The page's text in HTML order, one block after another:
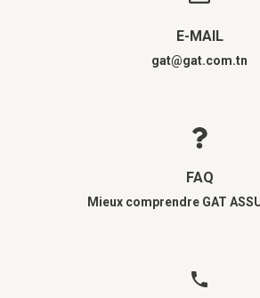
E-MAIL
gat@gat.com.tn
FAQ
Mieux comprendre GAT